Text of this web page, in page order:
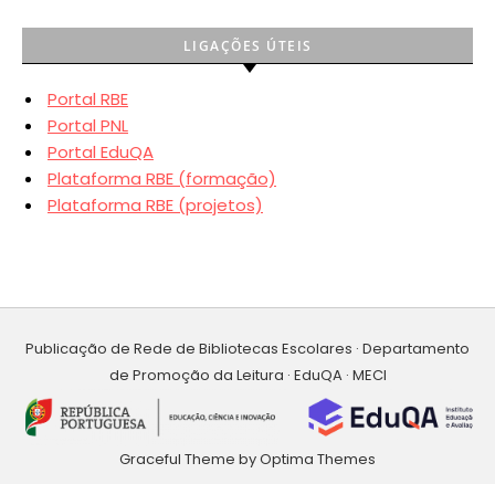
LIGAÇÕES ÚTEIS
Portal RBE
Portal PNL
Portal EduQA
Plataforma RBE (formação)
Plataforma RBE (projetos)
Publicação de Rede de Bibliotecas Escolares · Departamento
de Promoção da Leitura · EduQA · MECI
Graceful Theme byOptima Themes